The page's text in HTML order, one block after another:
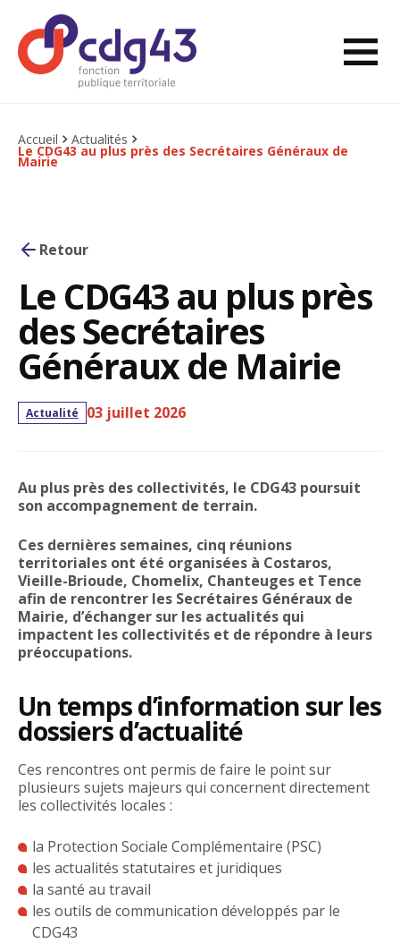
Aller au contenu
Accueil Actualités
Le CDG43 au plus près des Secrétaires Généraux de
Mairie
Retour
Le CDG43 au plus près
des Secrétaires
Généraux de Mairie
Actualité 03 juillet 2026
Au plus près des collectivités, le CDG43 poursuit
son accompagnement de terrain.
Ces dernières semaines, cinq réunions
territoriales ont été organisées à Costaros,
Vieille-Brioude, Chomelix, Chanteuges et Tence
afin de rencontrer les Secrétaires Généraux de
Mairie, d’échanger sur les actualités qui
impactent les collectivités et de répondre à leurs
préoccupations.
Un temps d’information sur les
dossiers d’actualité
Ces rencontres ont permis de faire le point sur
plusieurs sujets majeurs qui concernent directement
les collectivités locales :
la Protection Sociale Complémentaire (PSC)
les actualités statutaires et juridiques
la santé au travail
les outils de communication développés par le
CDG43